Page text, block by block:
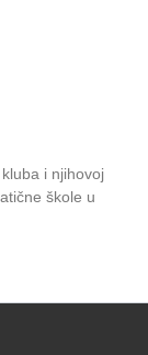
i njihovoj
škole u